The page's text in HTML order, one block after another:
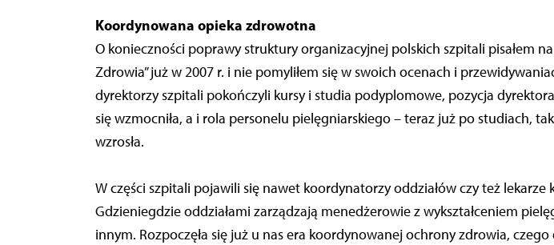
Koordynowana opieka zdrowotna
O konieczności poprawy struktury organizacyjnej polskich szpitali pisałem na
Zdrowia” już w 2007 r. i nie pomyliłem się w swoich ocenach i
dyrektorzy szpitali pokończyli kursy i studia podyplomowe, pozycja
się wzmocniła, a i rola personelu pielęgniarskiego – teraz już po studiach,
wzrosła.
W części szpitali pojawili się nawet koordynatorzy oddziałów czy też lekarze
Gdzieniegdzie oddziałami zarządzają menedżerowie z wykształceniem
innym. Rozpoczęła się już u nas era koordynowanej ochrony zdrowia,